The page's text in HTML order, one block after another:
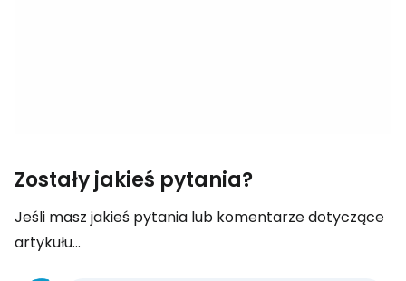
Zostały jakieś pytania?
Jeśli masz jakieś pytania lub komentarze dotyczące
artykułu...